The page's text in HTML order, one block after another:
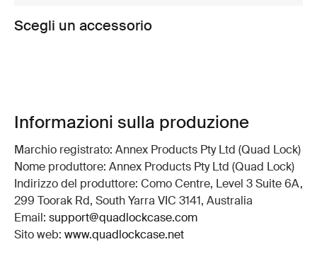
Scegli un accessorio
Informazioni sulla produzione
Marchio registrato: Annex Products Pty Ltd (Quad Lock)
Nome produttore: Annex Products Pty Ltd (Quad Lock)
Indirizzo del produttore: Como Centre, Level 3 Suite 6A,
299 Toorak Rd, South Yarra VIC 3141, Australia
Email: support@quadlockcase.com
Sito web: www.quadlockcase.net